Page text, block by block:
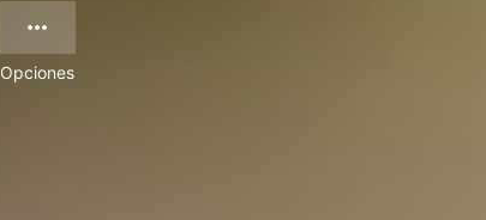
Opciones